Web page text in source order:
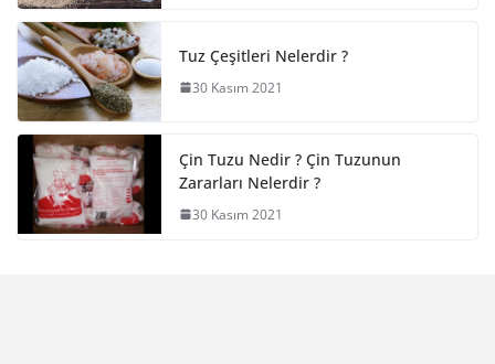
Tuz Çeşitleri Nelerdir ?
30 Kasım 2021
Çin Tuzu Nedir ? Çin Tuzunun
Zararları Nelerdir ?
30 Kasım 2021